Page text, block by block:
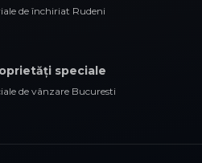
de închiriat Rudeni
speciale
de vânzare Bucuresti